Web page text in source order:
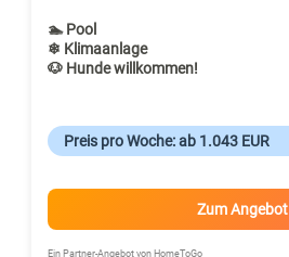
🏊 Pool
❄ Klimaanlage
🐶 Hunde willkommen!
Preis pro Woche: ab 1.043 EUR
Zum Angebot
Ein Partner-Angebot von HomeToGo